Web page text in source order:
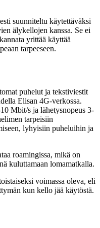
suunniteltu käytettäväksi
älykellojen kanssa. Se ei
yrittää käyttää
tarpeeseen.
puhelut ja tekstiviestit
Elisan 4G-verkossa.
Mbit/s ja lähetysnopeus 3-
tarpeisiin
lyhyisiin puheluihin ja
roamingissa, mikä on
kuluttamaan lomamatkalla.
voimassa oleva, eli
kun kello jää käytöstä.